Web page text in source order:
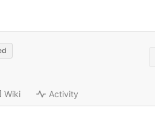
Wiki Activity